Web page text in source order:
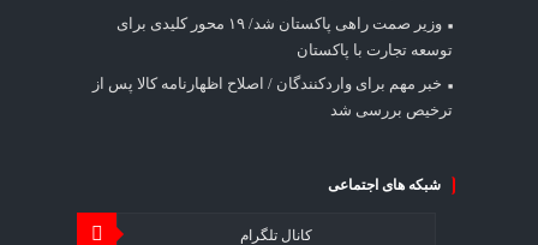
وزیر صمت راهی پاکستان شد/ ۱۹ محور کلیدی برای
توسعه تجارت با پاکستان
خبر مهم برای واردکنندگان / اصلاح اظهارنامه کالا پس از
ترخیص بررسی شد
شبکه های اجتماعی
کانال تلگرام